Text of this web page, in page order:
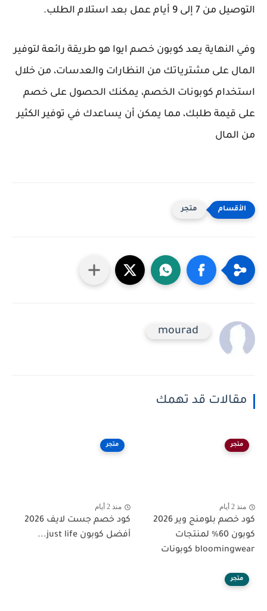
التوصيل من 7 إلى 9 أيام عمل بعد استلام الطلب.
وفي النهاية يعد كوبون خصم ايوا هو طريقة رائعة لتوفير
المال على مشترياتك من النظارات والعدسات، من خلال
استخدام كوبونات الخصم، يمكنك الحصول على خصم
على قيمة طلبك، مما يمكن أن يساعدك في توفير الكثير
من المال
متجر
mourad
مقالات قد تهمك
متجر
منذ 2 أيام
كود خصم بلومنج وير 2026
كوبون 60% لمنتجات
bloomingwear كوبونات
متجر
منذ 2 أيام
كود خصم جست لايف 2026
أفضل كوبون just life...
متجر